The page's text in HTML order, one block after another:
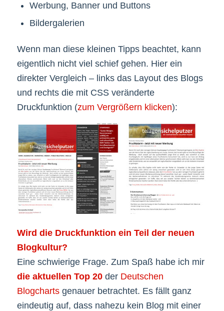
Werbung, Banner und Buttons
Bildergalerien
Wenn man diese kleinen Tipps beachtet, kann
eigentlich nicht viel schief gehen. Hier ein
direkter Vergleich – links das Layout des Blogs
und rechts die mit CSS veränderte
Druckfunktion (zum Vergrößern klicken):
Wird die Druckfunktion ein Teil der neuen
Blogkultur?
Eine schwierige Frage. Zum Spaß habe ich mir
die aktuellen Top 20der Deutschen
Blogchartsgenauer betrachtet. Es fällt ganz
eindeutig auf, dass nahezu kein Blog mit einer